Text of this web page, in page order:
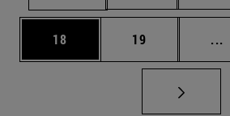
Página
18 Página
19 ...